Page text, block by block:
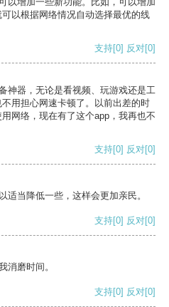
以根据网络情况自动选择最优的线
支持[0] 反对[0]
神器，无论是看视频、玩游戏还是工
用担心网速卡顿了。以前出差的时
网络，现在有了这个app，我再也不
支持[0] 反对[0]
适当降低一些，这样会更加亲民。
支持[0] 反对[0]
消磨时间。
支持[0] 反对[0]